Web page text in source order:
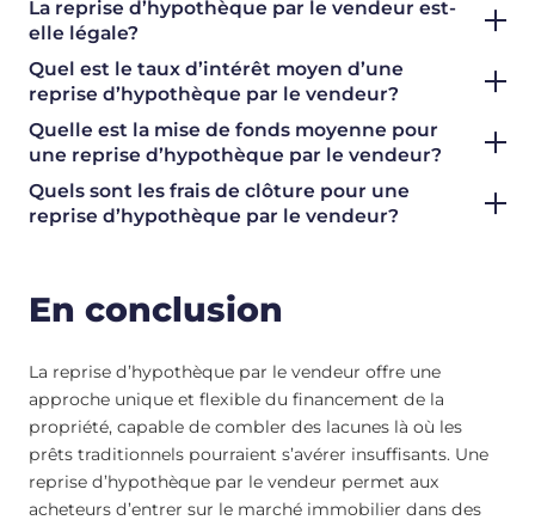
La reprise d’hypothèque par le vendeur est-
elle légale?
Quel est le taux d’intérêt moyen d’une
reprise d’hypothèque par le vendeur?
Quelle est la mise de fonds moyenne pour
une reprise d’hypothèque par le vendeur?
Quels sont les frais de clôture pour une
reprise d’hypothèque par le vendeur?
En conclusion
La reprise d’hypothèque par le vendeur offre une
approche unique et flexible du financement de la
propriété, capable de combler des lacunes là où les
prêts traditionnels pourraient s’avérer insuffisants. Une
reprise d’hypothèque par le vendeur permet aux
acheteurs d’entrer sur le marché immobilier dans des